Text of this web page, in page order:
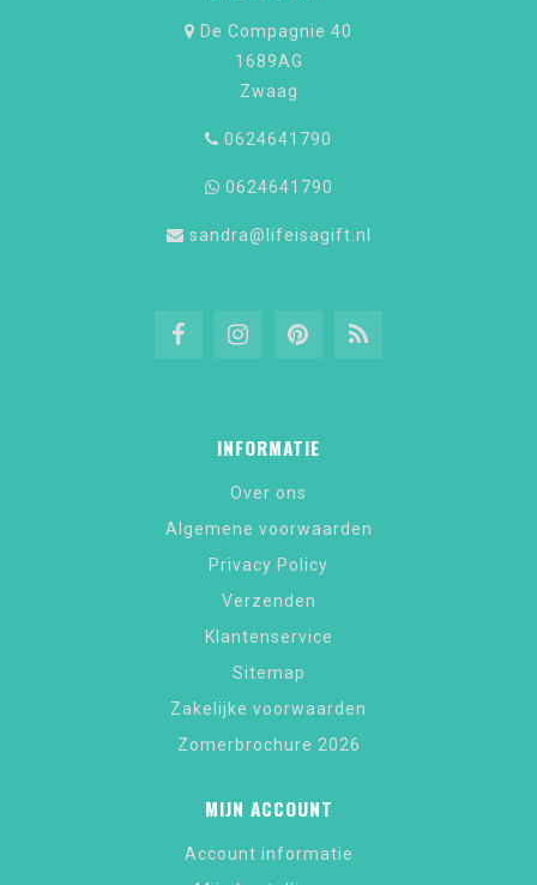
De Compagnie 40
1689AG
Zwaag
0624641790
0624641790
sandra@lifeisagift.nl
INFORMATIE
Over ons
Algemene voorwaarden
Privacy Policy
Verzenden
Klantenservice
Sitemap
Zakelijke voorwaarden
Zomerbrochure 2026
MIJN ACCOUNT
Account informatie